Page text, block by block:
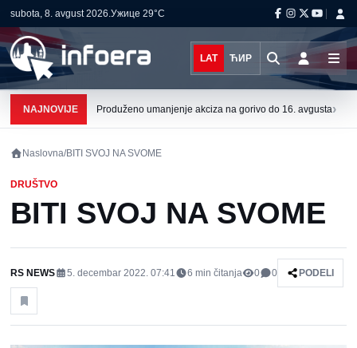
subota, 8. avgust 2026.Ужице 29°C
LAT ЋИР
NAJNOVIJE Produženo umanjenje akciza na gorivo do 16. avgusta›
Naslovna/BITI SVOJ NA SVOME
DRUŠTVO
BITI SVOJ NA SVOME
RS NEWS 5. decembar 2022. 07:41 6 min čitanja 0 0 PODELI